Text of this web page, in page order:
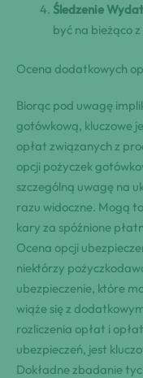
Śledzenie
być na bieżąco
Ocena dodatkowych
Biorąc pod uwagę
gotówkową, kluczowe
opłat związanych z
opcji pożyczek
szczególną uwagę na
razu widoczne. Mogą
kary za spóźnione
Ocena opcji
niektórzy
ubezpieczenie, które
wiąże się z
rozliczenia opłat i
ubezpieczeń, jest
Dokładne zbadanie